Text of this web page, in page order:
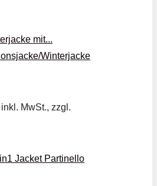
Winterjacke
MwSt., zzgl.